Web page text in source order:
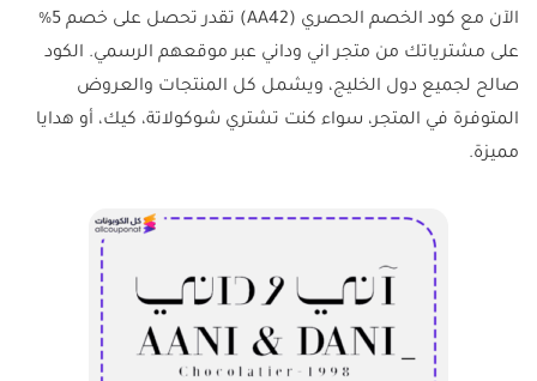
الآن مع كود الخصم الحصري (AA42) تقدر تحصل على خصم 5%
على مشترياتك من متجر اني وداني عبر موقعهم الرسمي. الكود
صالح لجميع دول الخليج، ويشمل كل المنتجات والعروض
المتوفرة في المتجر، سواء كنت تشتري شوكولاتة، كيك، أو هدايا
مميزة.